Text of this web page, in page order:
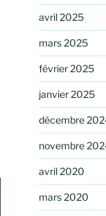
avril 2025
mars 2025
février 2025
janvier 2025
décembre
novembre
avril 2020
mars 2020